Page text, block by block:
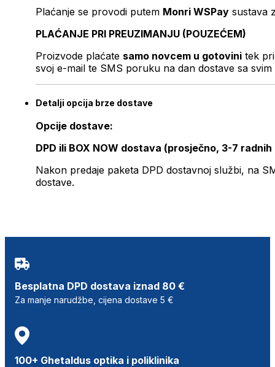
Plaćanje se provodi putem Monri WSPay sustava
PLAĆANJE PRI PREUZIMANJU (POUZEĆEM)
Proizvode plaćate samo novcem u gotovini tek
svoj e-mail te SMS poruku na dan dostave sa svim
Detalji opcija brze dostave
Opcije dostave:
DPD ili BOX NOW dostava (prosječno, 3-7 radnih
Nakon predaje paketa DPD dostavnoj službi, na
dostave.
Besplatna DPD dostava iznad 80 €
Za manje narudžbe, cijena dostave 5 €
100+ Ghetaldus optika i poliklinika